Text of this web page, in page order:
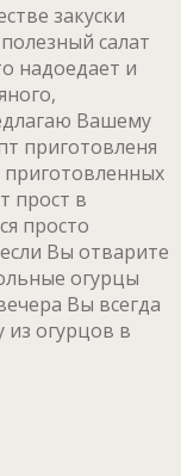
закуски
салат
надоедает и
Вашему
приготовленя
приготовленных
прост в
просто
Вы отварите
огурцы
Вы всегда
из огурцов в